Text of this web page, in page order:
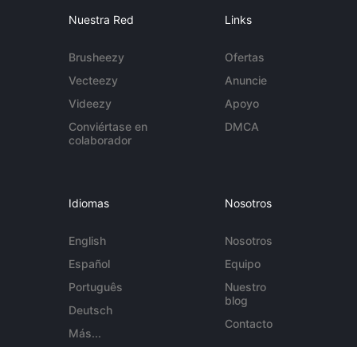
Nuestra Red
Brusheezy
Vecteezy
Videezy
Conviértase en
colaborador
Links
Ofertas
Anuncie
Apoyo
DMCA
Idiomas
English
Español
Português
Deutsch
Más...
Nosotros
Nosotros
Equipo
Nuestro
blog
Contacto